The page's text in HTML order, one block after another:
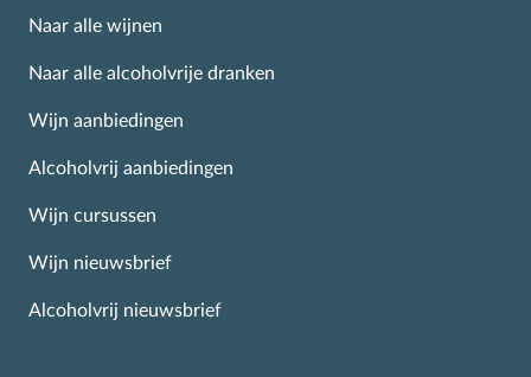
Naar alle wijnen
Naar alle alcoholvrije dranken
Wijn aanbiedingen
Alcoholvrij aanbiedingen
Wijn cursussen
Wijn nieuwsbrief
Alcoholvrij nieuwsbrief